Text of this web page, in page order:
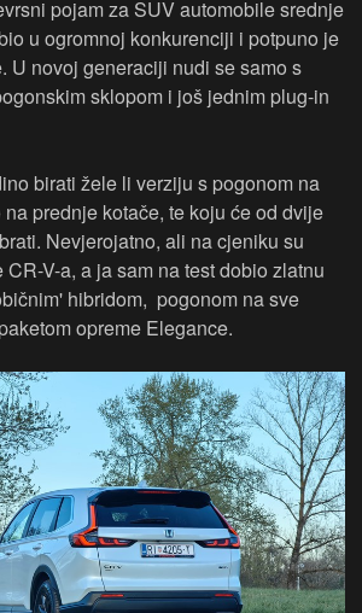
pojam za SUV automobile srednje
u ogromnoj konkurenciji i potpuno je
U novoj generaciji nudi se samo s
sklopom i još jednim plug-in
birati žele li verziju s pogonom na
prednje kotače, te koju će od dvije
Nevjerojatno, ali na cjeniku su
V-a, a ja sam na test dobio zlatnu
hibridom, pogonom na sve
opreme Elegance.